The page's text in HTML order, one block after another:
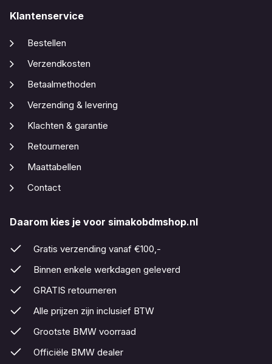
Klantenservice
Bestellen
Verzendkosten
Betaalmethoden
Verzending & levering
Klachten & garantie
Retourneren
Maattabellen
Contact
Daarom kies je voor simakobdmshop.nl
Gratis verzending vanaf €100,-
Binnen enkele werkdagen geleverd
GRATIS retourneren
Alle prijzen zijn inclusief BTW
Grootste BMW voorraad
Officiële BMW dealer